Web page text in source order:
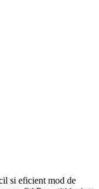
si eficient mod de